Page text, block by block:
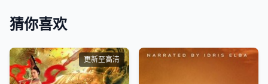
猜你喜欢
更新至高清